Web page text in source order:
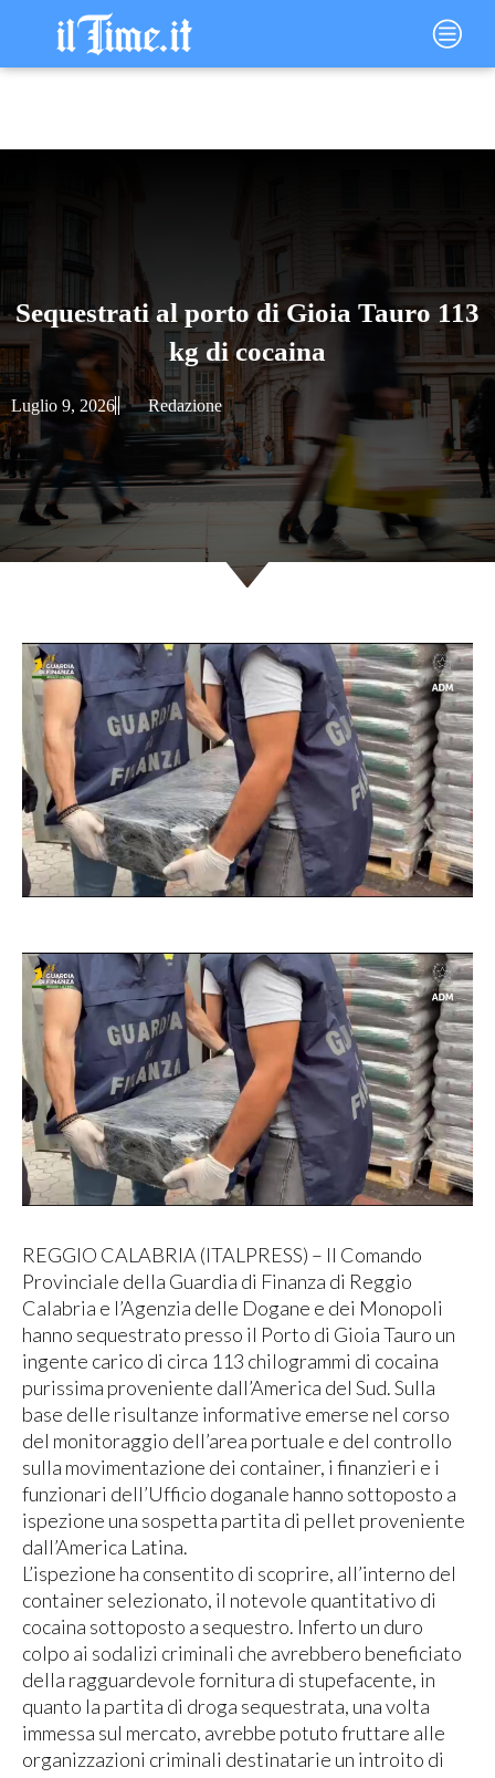
contenuto
Main
Menu
Sequestrati al porto di Gioia Tauro 113
kg di cocaina
Luglio 9, 2026 Redazione
REGGIO CALABRIA (ITALPRESS) – Il Comando
Provinciale della Guardia di Finanza di Reggio
Calabria e l’Agenzia delle Dogane e dei Monopoli
hanno sequestrato presso il Porto di Gioia Tauro un
ingente carico di circa 113 chilogrammi di cocaina
purissima proveniente dall’America del Sud. Sulla
base delle risultanze informative emerse nel corso
del monitoraggio dell’area portuale e del controllo
sulla movimentazione dei container, i finanzieri e i
funzionari dell’Ufficio doganale hanno sottoposto a
ispezione una sospetta partita di pellet proveniente
dall’America Latina.
L’ispezione ha consentito di scoprire, all’interno del
container selezionato, il notevole quantitativo di
cocaina sottoposto a sequestro. Inferto un duro
colpo ai sodalizi criminali che avrebbero beneficiato
della ragguardevole fornitura di stupefacente, in
quanto la partita di droga sequestrata, una volta
immessa sul mercato, avrebbe potuto fruttare alle
organizzazioni criminali destinatarie un introito di